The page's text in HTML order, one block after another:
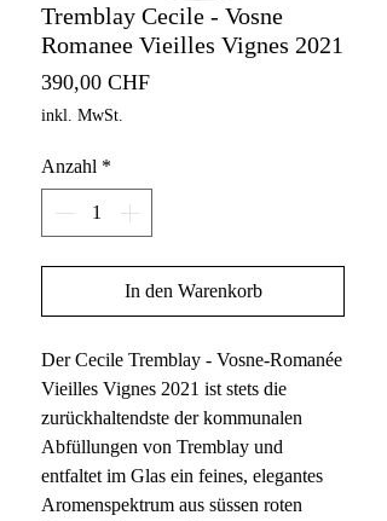
Tremblay Cecile - Vosne
Romanee Vieilles Vignes 2021
390,00 CHFPreis
inkl. MwSt.
Anzahl *
In den Warenkorb
Der Cecile Tremblay - Vosne-Romanée
Vieilles Vignes 2021 ist stets die
zurückhaltendste der kommunalen
Abfüllungen von Tremblay und
entfaltet im Glas ein feines, elegantes
Aromenspektrum aus süssen roten